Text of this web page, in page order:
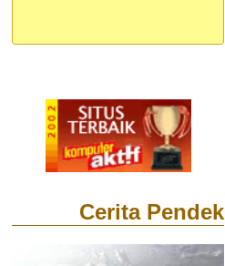
Cerita Pendek